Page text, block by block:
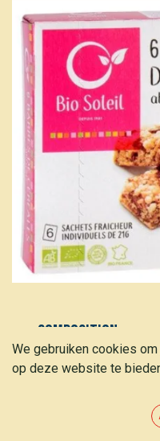
Composition
Céréales* (45%) (riz*,
sucre de canne
de blé* ; huile de
We gebruiken cookies
op deze website te